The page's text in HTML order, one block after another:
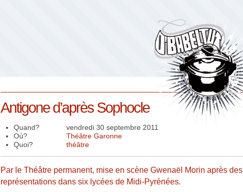
Antigone d’après Sophocle
Quand?
vendredi 30 septembre 2011
Où?
Théâtre Garonne
Quoi?
théâtre
Par le Théâtre permanent, mise en scène Gwenaël Morin après des
représentations dans six lycées de Midi-Pyrénées.